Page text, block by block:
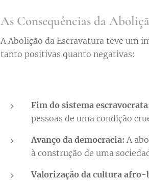
As Consequências da
A Abolição da Escravatura teve um
tanto positivas quanto negativas:
Fim do sistema
pessoas de uma condição
Avanço da democracia: A
à construção de uma
Valorização da cultura